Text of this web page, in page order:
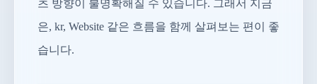
츠 방향이 불명확해질 수 있습니다. 그래서 지금
은, kr, Website 같은 흐름을 함께 살펴보는 편이 좋
습니다.